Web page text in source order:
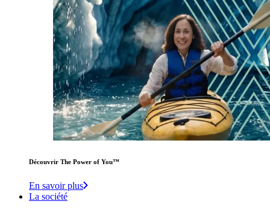
Découvrir The Power of You™️
En savoir plus
La société